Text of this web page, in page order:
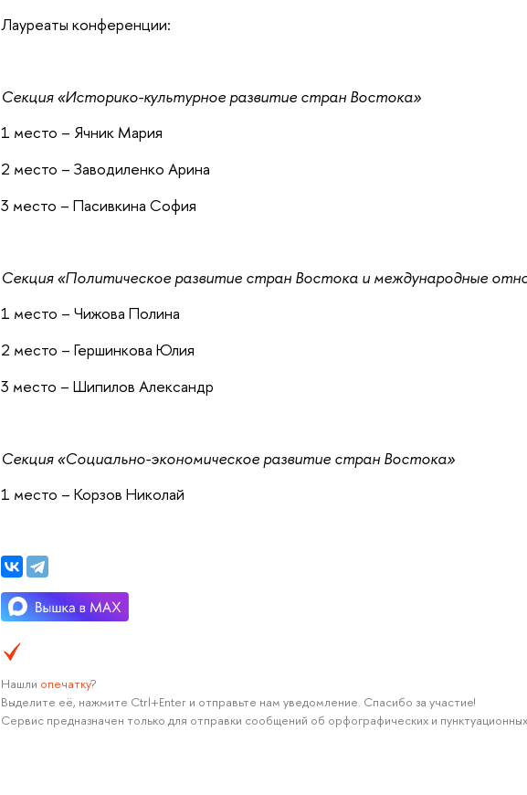
Лауреаты конференции:
Секция «Историко-культурное развитие стран Востока»
1 место – Ячник Мария
2 место – Заводиленко Арина
3 место – Пасивкина София
Секция «Политическое развитие стран Востока и международные
1 место – Чижова Полина
2 место – Гершинкова Юлия
3 место – Шипилов Александр
Секция «Социально-экономическое развитие стран Востока»
1 место – Корзов Николай
Нашли опечатку?
Выделите её, нажмите Ctrl+Enter и отправьте нам уведомление. Спасибо за участие!
Сервис предназначен только для отправки сообщений об орфографических и